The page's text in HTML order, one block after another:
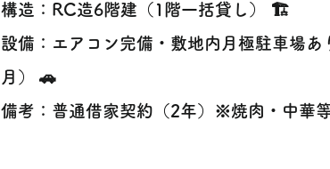
構造：RC造6階建（1階一括貸し） 🏗️
設備：エアコン完備・敷地内月極駐車場
月） 🚗
備考：普通借家契約（2年）※焼肉・中華